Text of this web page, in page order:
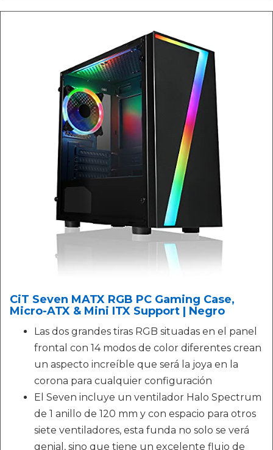
CiT Seven MATX RGB PC Gaming Case,
Micro-ATX & Mini ITX Support | Negro
Las dos grandes tiras RGB situadas en el panel
frontal con 14 modos de color diferentes crean
un aspecto increíble que será la joya en la
corona para cualquier configuración
El Seven incluye un ventilador Halo Spectrum
de 1 anillo de 120 mm y con espacio para otros
siete ventiladores, esta funda no solo se verá
genial, sino que tiene un excelente flujo de